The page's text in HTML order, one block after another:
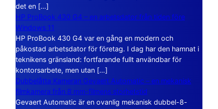
det en […]
HP ProBook 430 G4 – en arbetsdator från tiden före
Windows 11
HP ProBook 430 G4 var en gång en modern och
påkostad arbetsdator för företag. I dag har den hamnat i
teknikens gränsland: fortfarande fullt användbar för
kontorsarbete, men utan […]
Dubbelåtta Kameran Gevaert Automatic – en mekanisk
filmkamera från 8 mm-filmens storhetstid
Gevaert Automatic är en ovanlig mekanisk dubbel-8-